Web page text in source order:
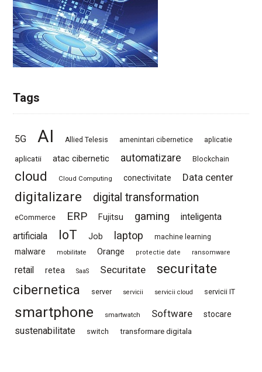
Tags
5G AI Allied Telesis amenintari cibernetice aplicatie
aplicatii atac cibernetic automatizare Blockchain
cloud Cloud Computing conectivitate Data center
digitalizare digital transformation
eCommerce ERP Fujitsu gaming
inteligenta
artificiala
IoT Job laptop machine learning
malware mobilitate Orange protectie date ransomware
retail retea SaaS Securitate
securitate
cibernetica
server servicii servicii cloud servicii IT
smartphone smartwatch Software stocare
sustenabilitate switch transformare digitala